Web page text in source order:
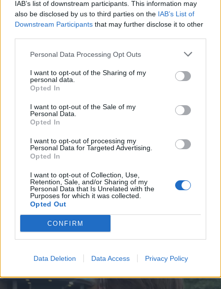
IAB’s list of downstream participants. This information may
also be disclosed by us to third parties on the IAB’s List of
Downstream Participants that may further disclose it to other
Personal Data Processing Opt Outs
I want to opt-out of the Sharing of my
personal data.
Opted In
I want to opt-out of the Sale of my
Personal Data.
Opted In
I want to opt-out of processing my
Personal Data for Targeted Advertising.
Opted In
I want to opt-out of Collection, Use,
Retention, Sale, and/or Sharing of my
Personal Data that Is Unrelated with the
Purposes for which it was collected.
Opted Out
CONFIRM
Data Deletion Data Access Privacy Policy